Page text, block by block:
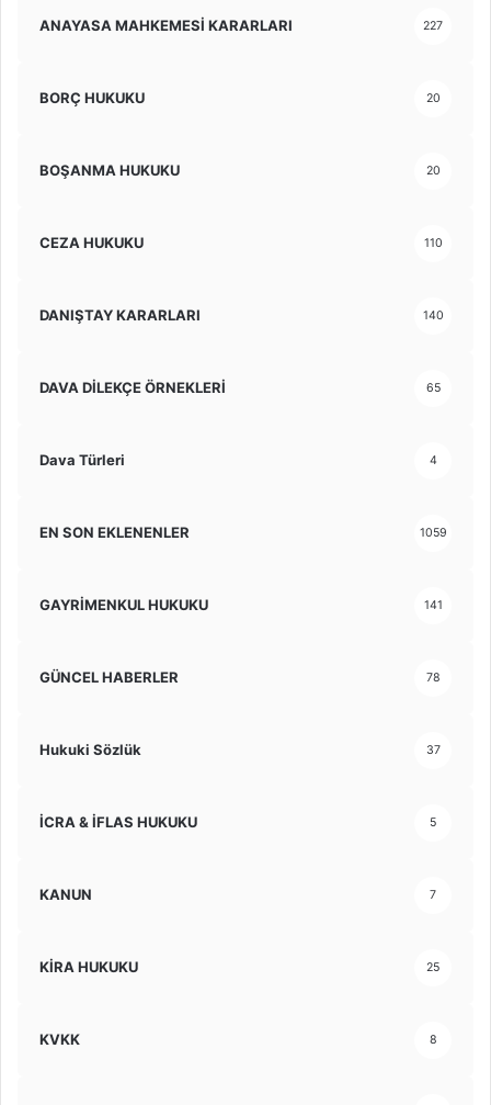
ANAYASA MAHKEMESİ KARARLARI 227
BORÇ HUKUKU 20
BOŞANMA HUKUKU 20
CEZA HUKUKU 110
DANIŞTAY KARARLARI 140
DAVA DİLEKÇE ÖRNEKLERİ 65
Dava Türleri 4
EN SON EKLENENLER 1059
GAYRİMENKUL HUKUKU 141
GÜNCEL HABERLER 78
Hukuki Sözlük 37
İCRA & İFLAS HUKUKU 5
KANUN 7
KİRA HUKUKU 25
KVKK 8